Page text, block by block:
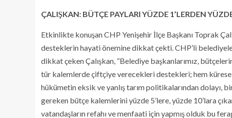
ÇALIŞKAN: BÜTÇE PAYLARI YÜZDE 1’LERDEN
Etkinlikte konuşan CHP Yenişehir İlçe Başkanı Toprak
desteklerin hayati önemine dikkat çekti. CHP’li
dikkat çeken Çalışkan, ​”Belediye başkanlarımız,
tür kalemlerde çiftçiye verecekleri destekleri; hem
hükümetin eksik ve yanlış tarım politikalarından dolayı,
gereken bütçe kalemlerini yüzde 5’lere, yüzde 10’lara
vatandaşların refahı ve menfaati için yapmış olduk bu